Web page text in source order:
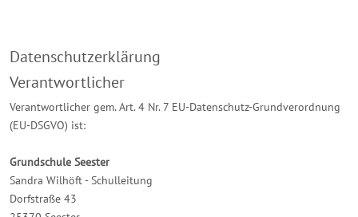
Datenschutzerklärung
Verantwortlicher
Verantwortlicher gem. Art. 4 Nr. 7 EU-Datenschutz-Grundverordnung
(EU-DSGVO) ist:
Grundschule Seester
Sandra Wilhöft - Schulleitung
Dorfstraße 43